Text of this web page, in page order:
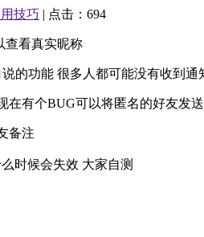
技巧 | 点击：694
查看真实昵称
的功能 很多人都可能没有收到通
在有个BUG可以将匿名的好友发
备注
时候会失效 大家自测